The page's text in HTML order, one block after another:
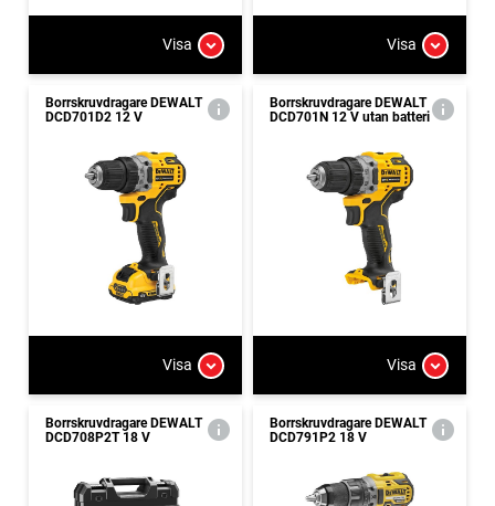
Visa Visa
Borrskruvdragare DEWALT
DCD701D2 12 V
Visa
Borrskruvdragare DEWALT
DCD701N 12 V utan batteri
Visa
Borrskruvdragare DEWALT
DCD708P2T 18 V
Borrskruvdragare DEWALT
DCD791P2 18 V